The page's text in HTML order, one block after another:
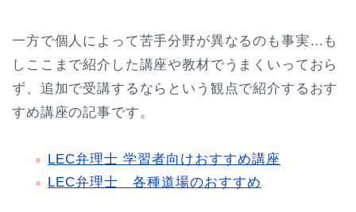
一方で個人によって苦手分野が異なるのも事実…も
しここまで紹介した講座や教材でうまくいっておら
ず、追加で受講するならという観点で紹介するおす
すめ講座の記事です。
LEC弁理士 学習者向けおすすめ講座
LEC弁理士 各種道場のおすすめ